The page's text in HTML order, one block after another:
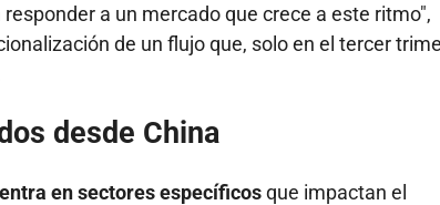
a un mercado que crece a este ritmo",
de un flujo que, solo en el tercer
desde China
en sectores específicosque impactan el